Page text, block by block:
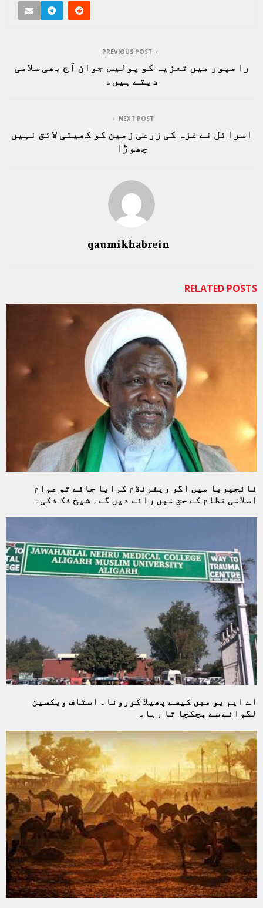
PREVIOUS POST
رامپور میں تعزیہ کو پولیس جوان آج بھی سلامی
دیتے ہیں۔
NEXT POST
اسرائل نے غزہ کی زرعی زمین کو کھیتی لائق نہیں
چھوڑا
qaumikhabrein
RELATED POSTS
نائجیریا میں اگر ریفرنڈم کرایا جائے تو عوام
اسلامی نظام کے حق میں رائے دیں گے۔ شیخ ذک ذکی۔
اے ایم یو میں کیسے پھیلا کورونا۔ اسٹاف ویکسین
لگوانے سے ہچکچا تا رہا۔